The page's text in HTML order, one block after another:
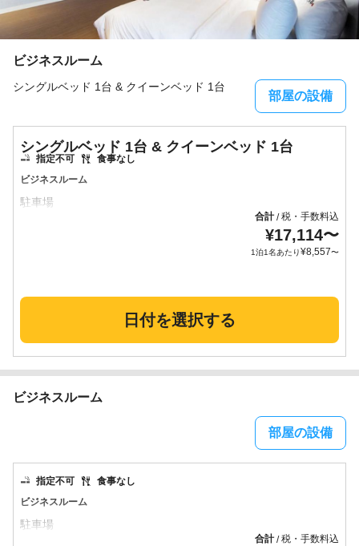
ビジネスルーム
シングルベッド 1台 & クイーンベッド 1台
部屋の設備
ビジネスルーム
指定不可 食事なし
シングルベッド 1台 & クイーンベッド 1台
合計/税・手数料込
¥17,114〜
1泊1名あたり¥8,557〜
日付を選択する
ビジネスルーム
部屋の設備
ビジネスルーム
指定不可 食事なし
合計/税・手数料込